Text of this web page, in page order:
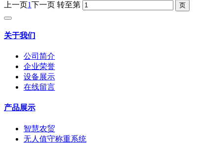
上一页 1 下一页 转至第
关于我们
公司简介
企业荣誉
设备展示
在线留言
产品展示
智慧农贸
无人值守称重系统